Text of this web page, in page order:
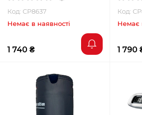
Код: CP8637
Немає в наявності
1 740 ₴
Код:
Немає
1 790